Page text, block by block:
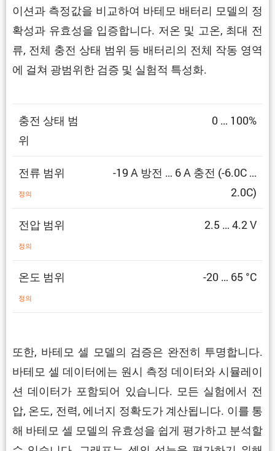
이션과 측정값을 비교하여 바테모 배터리 모델의 정
확성과 유효성을 입증합니다. 저온 및 고온, 최대 전
류, 전체 충전 상태 범위 등 배터리의 전체 작동 영역
에 걸쳐 광범위한 검증 및 실험적 특성화.
충전 상태 범
위
0 … 100%
전류 범위
정의
-19 A 방전 … 6 A 충전 (-6.0C …
2.0C)
전압 범위
정의
2.5 … 4.2 V
온도 범위
정의
-20 … 65 °C
또한, 바테모 셀 모델의 검증은 완전히 투명합니다.
바테모 셀 데이터에는 원시 측정 데이터와 시뮬레이
션 데이터가 포함되어 있습니다. 모든 실험에서 전
압, 온도, 전력, 에너지 정확도가 계산됩니다. 이를 통
해 바테모 셀 모델의 유효성을 쉽게 평가하고 분석할